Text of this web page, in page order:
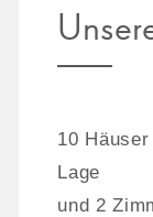
10
Lage
und 2